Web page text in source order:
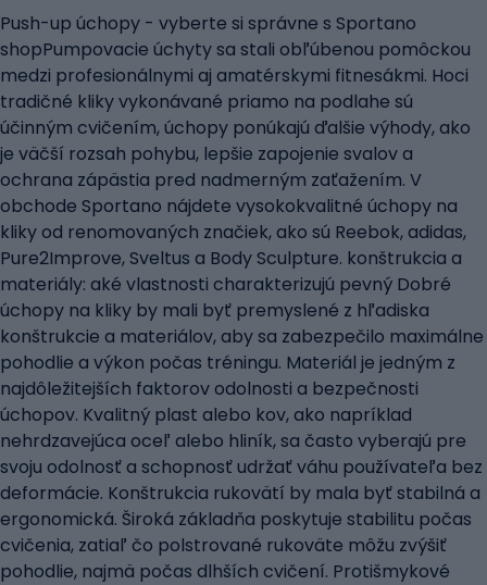
Push-up úchopy - vyberte si správne s Sportano
shopPumpovacie úchyty sa stali obľúbenou pomôckou
medzi profesionálnymi aj amatérskymi fitnesákmi. Hoci
tradičné kliky vykonávané priamo na podlahe sú
účinným cvičením, úchopy ponúkajú ďalšie výhody, ako
je väčší rozsah pohybu, lepšie zapojenie svalov a
ochrana zápästia pred nadmerným zaťažením. V
obchode Sportano nájdete vysokokvalitné úchopy na
kliky od renomovaných značiek, ako sú Reebok, adidas,
Pure2Improve, Sveltus a Body Sculpture. konštrukcia a
materiály: aké vlastnosti charakterizujú pevný Dobré
úchopy na kliky by mali byť premyslené z hľadiska
konštrukcie a materiálov, aby sa zabezpečilo maximálne
pohodlie a výkon počas tréningu. Materiál je jedným z
najdôležitejších faktorov odolnosti a bezpečnosti
úchopov. Kvalitný plast alebo kov, ako napríklad
nehrdzavejúca oceľ alebo hliník, sa často vyberajú pre
svoju odolnosť a schopnosť udržať váhu používateľa bez
deformácie. Konštrukcia rukovätí by mala byť stabilná a
ergonomická. Široká základňa poskytuje stabilitu počas
cvičenia, zatiaľ čo polstrované rukoväte môžu zvýšiť
pohodlie, najmä počas dlhších cvičení. Protišmykové